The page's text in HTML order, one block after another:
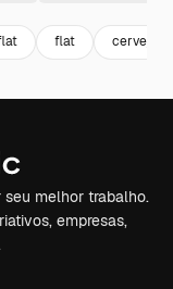
flat cerveja
melhor trabalho.
empresas,